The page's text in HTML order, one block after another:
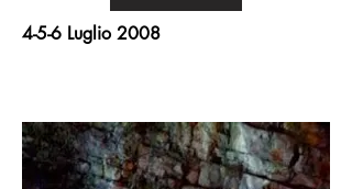
4-5-6 Luglio 2008